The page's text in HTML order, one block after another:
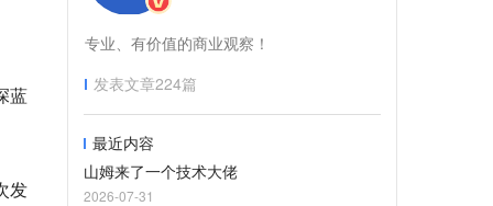
蓝
发
专业、有价值的商业观察！
发表文章224篇
最近内容
山姆来了一个技术大佬
2026-07-31